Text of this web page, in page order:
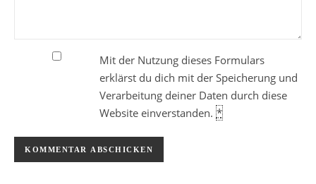
Mit der Nutzung dieses Formulars
erklärst du dich mit der Speicherung und
Verarbeitung deiner Daten durch diese
Website einverstanden. *